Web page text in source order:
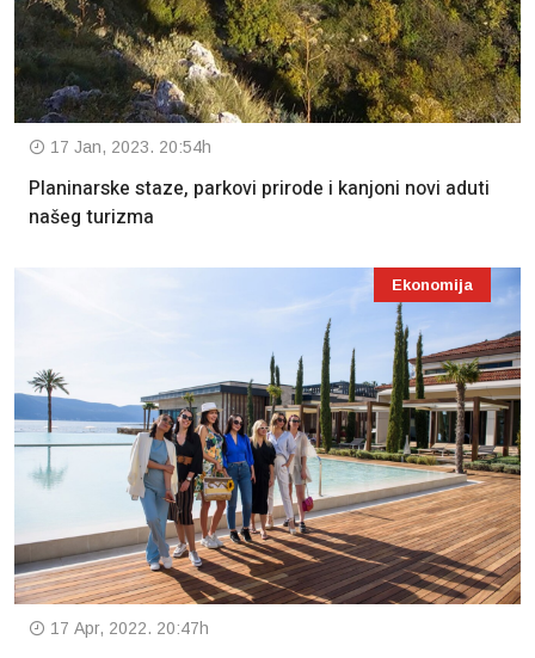
17 Jan, 2023. 20:54h
Planinarske staze, parkovi prirode i kanjoni novi aduti
našeg turizma
Ekonomija
17 Apr, 2022. 20:47h